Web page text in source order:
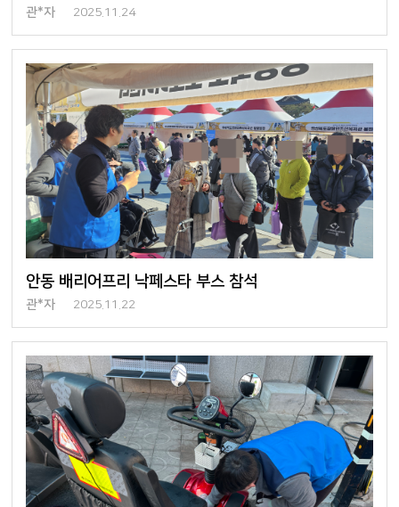
관*자 2025.11.24
안동 배리어프리 낙페스타 부스 참석
관*자 2025.11.22